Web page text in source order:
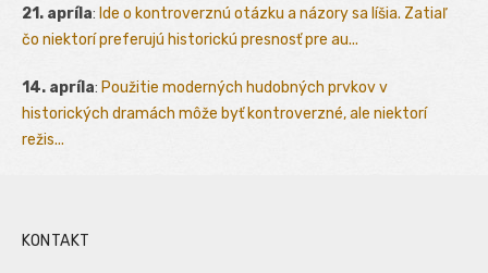
21. apríla: Ide o kontroverznú otázku a názory sa líšia. Zatiaľ
čo niektorí preferujú historickú presnosť pre au...
14. apríla: Použitie moderných hudobných prvkov v
historických dramách môže byť kontroverzné, ale niektorí
režis...
KONTAKT